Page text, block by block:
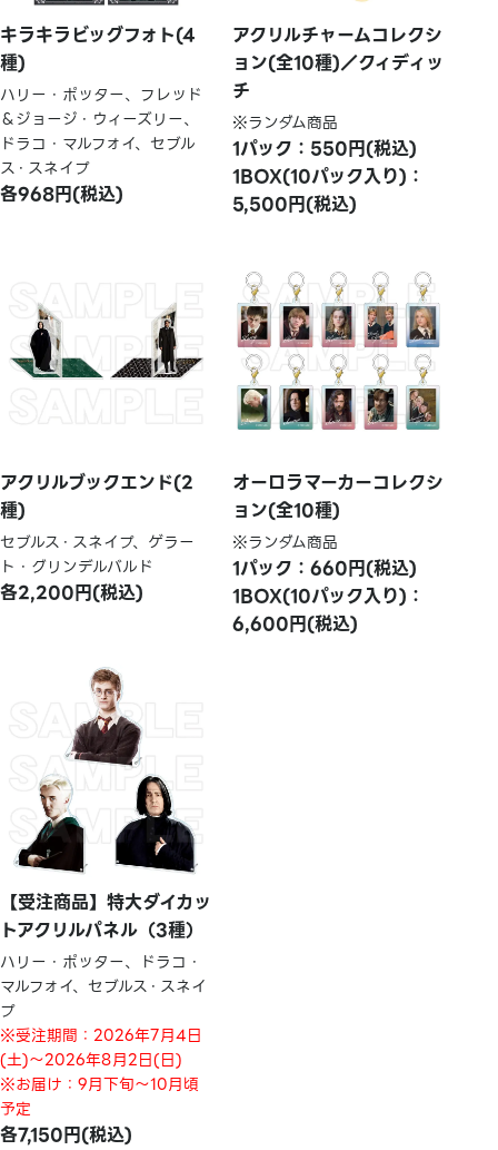
キラキラビッグフォト(4
種)
ハリー・ポッター、フレッド
＆ジョージ・ウィーズリー、
ドラコ・マルフォイ、セブル
ス・スネイプ
各968円(税込)
アクリルチャームコレクシ
ョン(全10種)／クィディッ
チ
※ランダム商品
1パック：550円(税込)
1BOX(10パック入り)：
5,500円(税込)
アクリルブックエンド(2
種)
セブルス・スネイプ、ゲラー
ト・グリンデルバルド
各2,200円(税込)
オーロラマーカーコレクシ
ョン(全10種)
※ランダム商品
1パック：660円(税込)
1BOX(10パック入り)：
6,600円(税込)
【受注商品】特大ダイカッ
トアクリルパネル（3種）
ハリー・ポッター、ドラコ・
マルフォイ、セブルス・スネイ
プ
※受注期間：2026年7月4日
(土)～2026年8月2日(日)
※お届け：9月下旬～10月頃
予定
各7,150円(税込)